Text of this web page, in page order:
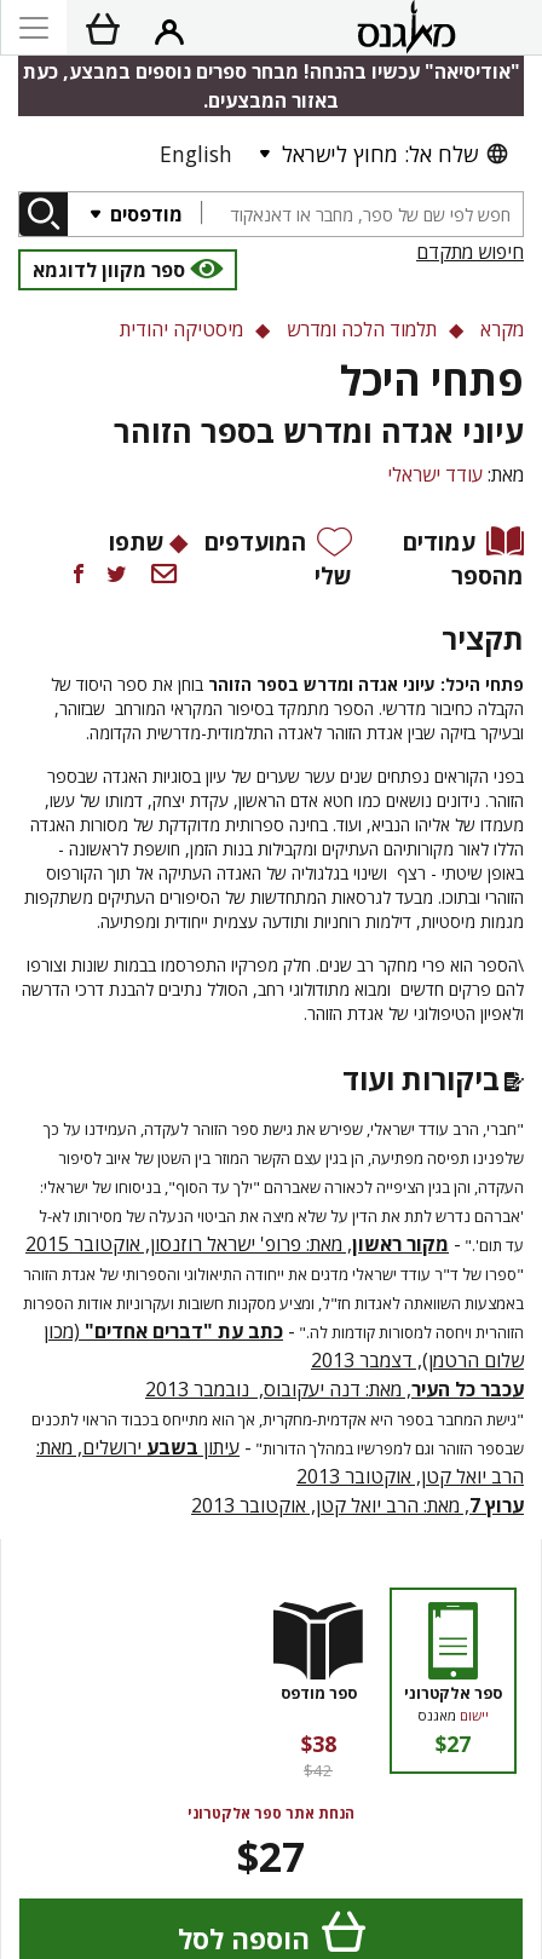
"אודיסיאה" עכשיו בהנחה! מבחר ספרים נוספים במבצע, כעת
באזור המבצעים.
שלח אל: מחוץ לישראל English
מודפסים
חיפוש מתקדם
ספר מקוון לדוגמא
מקרא תלמוד הלכה ומדרש מיסטיקה יהודית
פתחי היכל
עיוני אגדה ומדרש בספר הזוהר
מאת:עודד ישראלי
עמודים
מהספר
המועדפים
שלי
שתפו
תקציר
פתחי היכל: עיוני אגדה ומדרש בספר הזוהר בוחן את ספר היסוד של
הקבלה כחיבור מדרשי. הספר מתמקד בסיפור המקראי המורחב שבזוהר,
ובעיקר בזיקה שבין אגדת הזוהר לאגדה התלמודית-מדרשית הקדומה.
בפני הקוראים נפתחים שנים עשר שערים של עיון בסוגיות האגדה שבספר
הזוהר. נידונים נושאים כמו חטא אדם הראשון, עקדת יצחק, דמותו של עשו,
מעמדו של אליהו הנביא, ועוד. בחינה ספרותית מדוקדקת של מסורות האגדה
הללו לאור מקורותיהם העתיקים ומקבילות בנות הזמן, חושפת לראשונה -
באופן שיטתי - רצף ושינוי בגלגוליה של האגדה העתיקה אל תוך הקורפוס
הזוהרי ובתוכו. מבעד לגרסאות המתחדשות של הסיפורים העתיקים משתקפות
מגמות מיסטיות, דילמות רוחניות ותודעה עצמית ייחודית ומפתיעה.
\הספר הוא פרי מחקר רב שנים. חלק מפרקיו התפרסמו בבמות שונות וצורפו
להם פרקים חדשים ומבוא מתודולוגי רחב, הסולל נתיבים להבנת דרכי הדרשה
ולאפיון הטיפולוגי של אגדת הזוהר.
ביקורות ועוד
"חברי, הרב עודד ישראלי, שפירש את גישת ספר הזוהר לעקדה, העמידנו על כך
שלפנינו תפיסה מפתיעה, הן בגין עצם הקשר המוזר בין השטן של איוב לסיפור
העקדה, והן בגין הציפייה לכאורה שאברהם "ילך עד הסוף", בניסוחו של ישראלי:
'אברהם נדרש לתת את הדין על שלא מיצה את הביטוי הנעלה של מסירותו לא-ל
עד תום'." - מקור ראשון, מאת: פרופ' ישראל רוזנסון, אוקטובר 2015
"ספרו של ד"ר עודד ישראלי מדגים את ייחודה התיאולוגי והספרותי של אגדת הזוהר
באמצעות השוואתה לאגדות חז"ל, ומציע מסקנות חשובות ועקרוניות אודות הספרות
הזוהרית ויחסה למסורות קודמות לה." - כתב עת "דברים אחדים" (מכון
שלום הרטמן), דצמבר 2013
עכבר כל העיר, מאת: דנה יעקובוס, נובמבר 2013
"גישת המחבר בספר היא אקדמית-מחקרית, אך הוא מתייחס בכבוד הראוי לתכנים
שבספר הזוהר וגם למפרשיו במהלך הדורות" - עיתון בשבע ירושלים, מאת:
הרב יואל קטן, אוקטובר 2013
ערוץ 7
, מאת: הרב יואל קטן, אוקטובר 2013
ספר אלקטרוני
יישום מאגנס
$27
ספר מודפס
$38
$42
הנחת אתר ספר אלקטרוני
$27
הוספה לסל